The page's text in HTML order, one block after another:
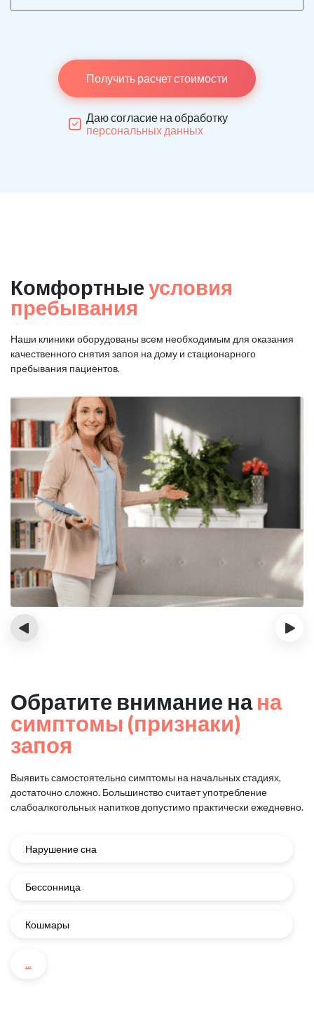
Получить расчет стоимости
Даю согласие на обработку
персональных данных
Комфортные условия
пребывания
Наши клиники оборудованы всем необходимым для оказания
качественного снятия запоя на дому и стационарного
пребывания пациентов.
‹ ›
Обратите внимание нана
симптомы (признаки)
запоя
Выявить самостоятельно симптомы на начальных стадиях,
достаточно сложно. Большинство считает употребление
слабоалкогольных напитков допустимо практически ежедневно.
Нарушение сна
Бессонница
Кошмары
...